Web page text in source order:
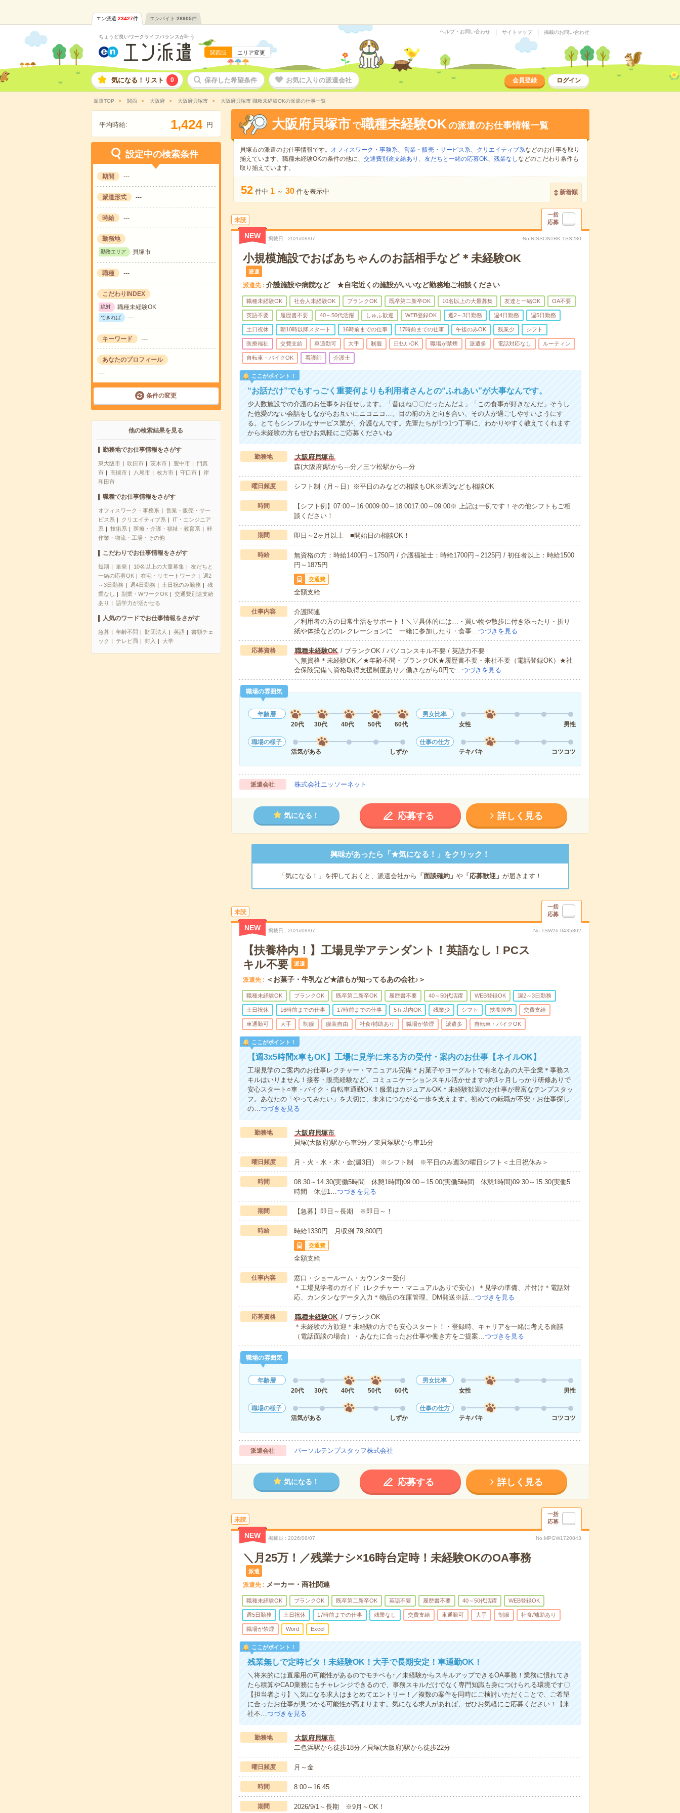
エン派遣 23427件 エンバイト 28905件
ちょうど良いワークライフバランスが叶う
関西版 エリア変更
ヘルプ・お問い合わせ サイトマップ 掲載のお問い合わせ
気になる！リスト 0 保存した希望条件 お気に入りの派遣会社 会員登録 ログイン
派遣TOP 関西 大阪府 大阪府貝塚市 大阪府貝塚市 職種未経験OKの派遣の仕事一覧
平均時給: 1,424 円
設定中の検索条件
期間 ---
派遣形式 ---
時給 ---
勤務地
勤務エリア 貝塚市
職種 ---
こだわりINDEX
絶対 職種未経験OK
できれば ---
キーワード ---
あなたのプロフィール
---
条件の変更
他の検索結果を見る
勤務地でお仕事情報をさがす
東大阪市 吹田市 茨木市 豊中市
門真
市
高槻市 八尾市 枚方市 守口市
岸
和田市
職種でお仕事情報をさがす
オフィスワーク・事務系
営業・販売・サー
ビス系
クリエイティブ系
IT・エンジニア
系
技術系 医療・介護・福祉・教育系
軽
作業・物流・工場・その他
こだわりでお仕事情報をさがす
短期 単発 10名以上の大量募集
友だちと
一緒の応募OK
在宅・リモートワーク
週2
～3日勤務
週4日勤務 土日祝のみ勤務
残
業なし
副業・WワークOK
交通費別途支給
あり
語学力が活かせる
人気のワードでお仕事情報をさがす
急募 年齢不問 財団法人 英語
書類チェ
ック
テレビ局 封入 大学
大阪府貝塚市 で職種未経験OKの派遣のお仕事情報一覧
貝塚市の派遣のお仕事情報です。 オフィスワーク・事務系、 営業・販売・サービス系、 クリエイティブ系などのお仕事を取り
揃えています。職種未経験OKの条件の他に、 交通費別途支給あり 、 友だちと一緒の応募OK、 残業なしなどのこだわり条件も
取り揃えています。
52 件中 1 ～ 30 件を表示中 新着順
未読
一括
応募
NEW 掲載日 2026/08/07 No.NISSONTRK-1SS230
小規模施設でおばあちゃんのお話相手など＊未経験OK
派遣
派遣先 介護施設や病院など ★自宅近くの施設がいいなど勤務地ご相談ください
職種未経験OK 社会人未経験OK ブランクOK 既卒第二新卒OK 10名以上の大量募集 友達と一緒OK OA不要
英語不要 履歴書不要 40～50代活躍 しゅふ歓迎 WEB登録OK 週2～3日勤務 週4日勤務 週5日勤務
土日祝休 朝10時以降スタート 16時前までの仕事 17時前までの仕事 午後のみOK 残業少 シフト
医療福祉 交費支給 車通勤可 大手 制服 日払いOK 職場が禁煙 派遣多 電話対応なし ルーティン
自転車・バイクOK 看護師 介護士
ここがポイント！
“お話だけ”でもすっごく重要何よりも利用者さんとの“ふれあい”が大事なんです。
少人数施設での介護のお仕事をお任せします。「昔はね〇〇だったんだよ」「この食事が好きなんだ」そうし
た他愛のない会話をしながらお互いにニコニコ…。目の前の方と向き合い、その人が過ごしやすいようにす
る。とてもシンプルなサービス業が、介護なんです。先輩たちが1つ1つ丁寧に、わかりやすく教えてくれます
から未経験の方もぜひお気軽にご応募くださいね
勤務地
大阪府貝塚市
森(大阪府)駅から---分／三ツ松駅から---分
曜日頻度 シフト制（月～日）※平日のみなどの相談もOK※週3なども相談OK
時間
【シフト例】07:00～16:0009:00～18:0017:00～09:00※ 上記は一例です！その他シフトもご相
談ください！
期間 即日～2ヶ月以上 ■開始日の相談OK！
時給
無資格の方：時給1400円～1750円 / 介護福祉士：時給1700円～2125円 / 初任者以上：時給1500
円～1875円
交通費
全額支給
仕事内容
介護関連
／利用者の方の日常生活をサポート！＼▽具体的には…・買い物や散歩に付き添ったり・折り
紙や体操などのレクレーションに 一緒に参加したり・食事…つづきを見る
応募資格 職種未経験OK/ ブランクOK / パソコンスキル不要 / 英語力不要
＼無資格＊未経験OK／★年齢不問・ブランクOK★履歴書不要・来社不要（電話登録OK）★社
会保険完備＼資格取得支援制度あり／働きながら0円で…つづきを見る
職場の雰囲気
年齢層
20代
30代 40代 50代 60代
男女比率
女性
男性
職場の様子
活気がある
しずか
仕事の仕方
テキパキ
コツコツ
派遣会社 株式会社ニッソーネット
気になる！ 応募する 詳しく見る
興味があったら「★気になる！」をクリック！
「気になる！」を押しておくと、派遣会社から 「面談確約」 や「応募歓迎」 が届きます！
未読
一括
応募
NEW 掲載日 2026/08/07 No.TSW26-0435302
【扶養枠内！】工場見学アテンダント！英語なし！PCス
キル不要
派遣
派遣先 ＜お菓子・牛乳など★誰もが知ってるあの会社♪＞
職種未経験OK ブランクOK 既卒第二新卒OK 履歴書不要 40～50代活躍 WEB登録OK 週2～3日勤務
土日祝休 16時前までの仕事 17時前までの仕事 5ｈ以内OK 残業少 シフト 扶養控内 交費支給
車通勤可 大手 制服 服装自由 社食/補助あり 職場が禁煙 派遣多 自転車・バイクOK
ここがポイント！
【週3x5時間x車もOK】工場に見学に来る方の受付・案内のお仕事【ネイルOK】
工場見学のご案内のお仕事レクチャー・マニュアル完備＊お菓子やヨーグルトで有名なあの大手企業＊事務ス
キルはいりません！接客・販売経験など、コミュニケーションスキル活かせます○約1ヶ月しっかり研修ありで
安心スタート○車・バイク・自転車通勤OK！服装はカジュアルOK＊未経験歓迎のお仕事が豊富なテンプスタッ
フ。あなたの「やってみたい」を大切に、未来につながる一歩を支えます。初めての転職が不安・お仕事探し
の…つづきを見る
勤務地
大阪府貝塚市
貝塚(大阪府)駅から車9分／東貝塚駅から車15分
曜日頻度 月・火・水・木・金(週3日) ※シフト制 ※平日のみ週3の曜日シフト＜土日祝休み＞
時間
08:30～14:30(実働5時間 休憩1時間)09:00～15:00(実働5時間 休憩1時間)09:30～15:30(実働5
時間 休憩1…つづきを見る
期間 【急募】即日～長期 ※即日～！
時給 時給1330円 月収例 79,800円
交通費
全額支給
仕事内容
窓口・ショールーム・カウンター受付
＊工場見学者のガイド（レクチャー・マニュアルありで安心）＊見学の準備、片付け＊電話対
応、カンタンなデータ入力＊物品の在庫管理、DM発送※話…つづきを見る
応募資格 職種未経験OK/ ブランクOK
＊未経験の方歓迎＊未経験の方でも安心スタート！・登録時、キャリアを一緒に考える面談
（電話面談の場合）・あなたに合ったお仕事や働き方をご提案…つづきを見る
職場の雰囲気
年齢層
20代
30代 40代 50代 60代
男女比率
女性
男性
職場の様子
活気がある
しずか
仕事の仕方
テキパキ
コツコツ
派遣会社 パーソルテンプスタッフ株式会社
気になる！ 応募する 詳しく見る
未読
一括
応募
NEW 掲載日 2026/08/07 No.MPGW1720843
＼月25万！／残業ナシ×16時台定時！未経験OKのOA事務
派遣
派遣先 メーカー・商社関連
職種未経験OK ブランクOK 既卒第二新卒OK 英語不要 履歴書不要 40～50代活躍 WEB登録OK
週5日勤務 土日祝休 17時前までの仕事 残業なし 交費支給 車通勤可 大手 制服 社食/補助あり
職場が禁煙 Word Excel
ここがポイント！
残業無しで定時ピタ！未経験OK！大手で長期安定！車通勤OK！
＼将来的には直雇用の可能性があるのでモチベも↑／未経験からスキルアップできるOA事務！業務に慣れてき
たら積算やCAD業務にもチャレンジできるので、事務スキルだけでなく専門知識も身につけられる環境です〇
【担当者より】＼気になる求人はまとめてエントリー！／複数の案件を同時にご検討いただくことで、ご希望
に合ったお仕事が見つかる可能性が高まります。気になる求人があれば、ぜひお気軽にご応募ください！【来
社不…つづきを見る
勤務地
大阪府貝塚市
二色浜駅から徒歩18分／貝塚(大阪府)駅から徒歩22分
曜日頻度 月～金
時間 8:00～16:45
期間 2026/9/1～長期 ※9月～OK！